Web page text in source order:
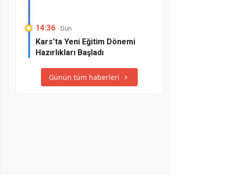
14:36 Dün
Kars'ta Yeni Eğitim Dönemi
Hazırlıkları Başladı
Günün tüm haberleri